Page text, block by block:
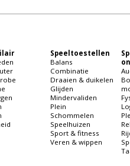
Speeltoestellen
Balans
Combinatie
Draaien & duikelen
Glijden
Mindervaliden
Plein
Schommelen
Speelhuizen
Sport & fitness
Veren & wippen